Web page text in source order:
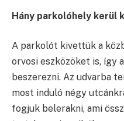
Hány parkolóhely kerül
A parkolót kivettük a
orvosi eszközöket is, így
beszerezni. Az udvarba
most induló négy
fogjuk belerakni, ami